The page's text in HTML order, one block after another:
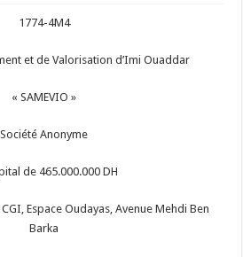
1774-4M4
et de Valorisation d’Imi Ouaddar
« SAMEVIO »
Société Anonyme
de 465.000.000 DH
Espace Oudayas, Avenue Mehdi Ben
Barka